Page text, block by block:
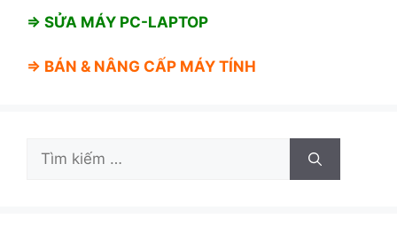
⇒ SỬA MÁY PC-LAPTOP
⇒ BÁN & NÂNG CẤP MÁY TÍNH
Tìm